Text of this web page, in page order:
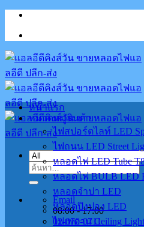
Skip
content
ค้นหา:
Email
08:00 - 17:00
02-070-0711
หน้าแรก
หมวดหมู่สินค้า
ไฟสปอร์ตไลท์ LED
ไฟถนน LED Street
หลอดไฟ LED Tube
หลอดไฟ BULB LED
หลอดจำปา LED
หลอดปิงปอง LED
ไฟเพดาน Ceiling